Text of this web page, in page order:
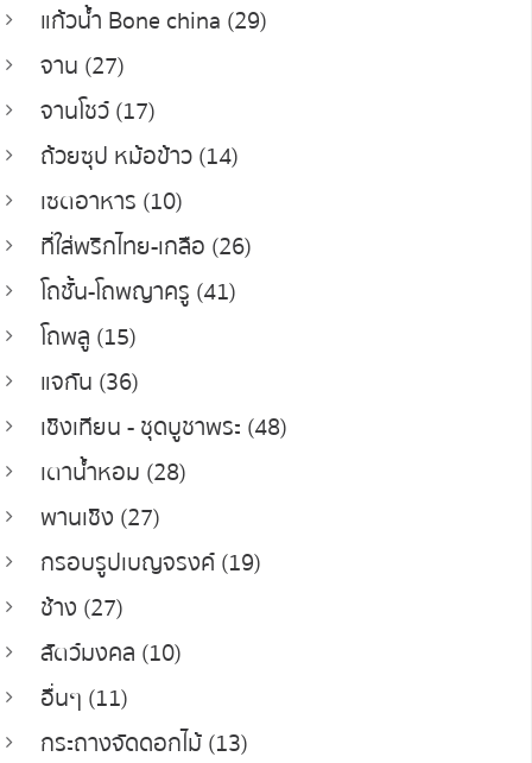
แก้วน้ำ Bone china (29)
จาน (27)
จานโชว์ (17)
ถ้วยซุป หม้อข้าว (14)
เซตอาหาร (10)
ที่ใส่พริกไทย-เกลือ (26)
โถชั้น-โถพญาครู (41)
โถพลู (15)
แจกัน (36)
เชิงเทียน - ชุดบูชาพระ (48)
เตาน้ำหอม (28)
พานเชิง (27)
กรอบรูปเบญจรงค์ (19)
ช้าง (27)
สัตว์มงคล (10)
อื่นๆ (11)
กระถางจัดดอกไม้ (13)